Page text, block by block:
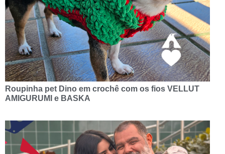
Roupinha pet Dino em crochê com os fios VELLUT
AMIGURUMI e BASKA